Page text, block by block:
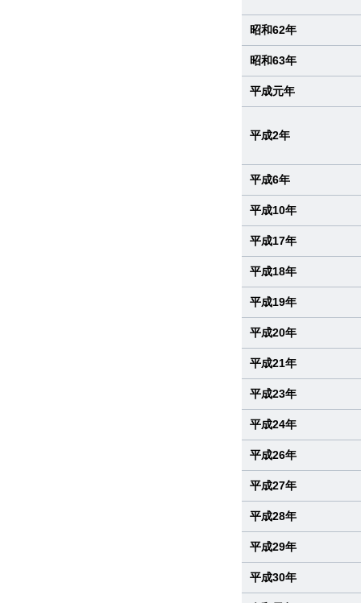
昭和62年
昭和63年
平成元年
平成2年
平成6年
平成10年
平成17年
平成18年
平成19年
平成20年
平成21年
平成23年
平成24年
平成26年
平成27年
平成28年
平成29年
平成30年